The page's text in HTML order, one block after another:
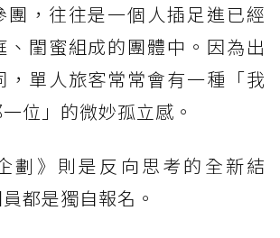
團，往往是一個人插足進已經
、閨蜜組成的團體中。因為出
，單人旅客常常會有一種「我
位」的微妙孤立感。
劃》則是反向思考的全新結
都是獨自報名。